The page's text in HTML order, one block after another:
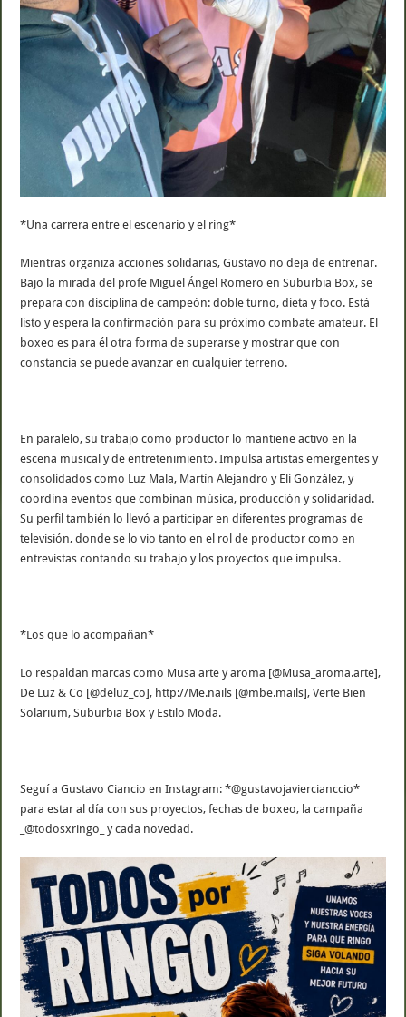
*Una carrera entre el escenario y el ring*
Mientras organiza acciones solidarias, Gustavo no deja de entrenar.
Bajo la mirada del profe Miguel Ángel Romero en Suburbia Box, se
prepara con disciplina de campeón: doble turno, dieta y foco. Está
listo y espera la confirmación para su próximo combate amateur. El
boxeo es para él otra forma de superarse y mostrar que con
constancia se puede avanzar en cualquier terreno.
En paralelo, su trabajo como productor lo mantiene activo en la
escena musical y de entretenimiento. Impulsa artistas emergentes y
consolidados como Luz Mala, Martín Alejandro y Eli González, y
coordina eventos que combinan música, producción y solidaridad.
Su perfil también lo llevó a participar en diferentes programas de
televisión, donde se lo vio tanto en el rol de productor como en
entrevistas contando su trabajo y los proyectos que impulsa.
*Los que lo acompañan*
Lo respaldan marcas como Musa arte y aroma [@Musa_aroma.arte],
De Luz & Co [@deluz_co], http://Me.nails [@mbe.mails], Verte Bien
Solarium, Suburbia Box y Estilo Moda.
Seguí a Gustavo Ciancio en Instagram: *@gustavojaviercianccio*
para estar al día con sus proyectos, fechas de boxeo, la campaña
_@todosxringo_ y cada novedad.